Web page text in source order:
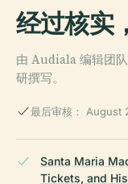
经过核实，
由 Audiala 编辑团
研撰写。
最后审核： August
Santa Maria
Tickets, and